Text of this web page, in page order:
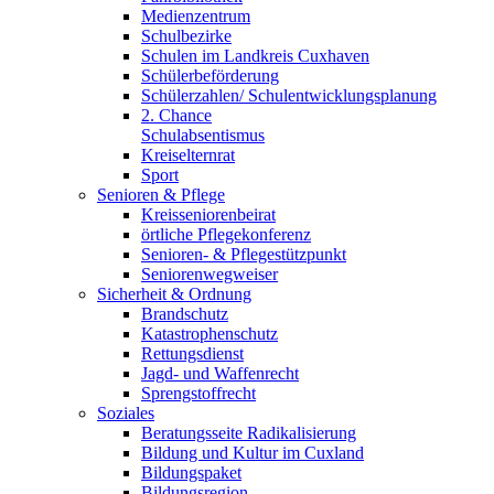
Medienzentrum
Schulbezirke
Schulen im Landkreis Cuxhaven
Schülerbeförderung
Schülerzahlen/ Schulentwicklungsplanung
2. Chance
Schulabsentismus
Kreiselternrat
Sport
Senioren & Pflege
Kreisseniorenbeirat
örtliche Pflegekonferenz
Senioren- & Pflegestützpunkt
Seniorenwegweiser
Sicherheit & Ordnung
Brandschutz
Katastrophenschutz
Rettungsdienst
Jagd- und Waffenrecht
Sprengstoffrecht
Soziales
Beratungsseite Radikalisierung
Bildung und Kultur im Cuxland
Bildungspaket